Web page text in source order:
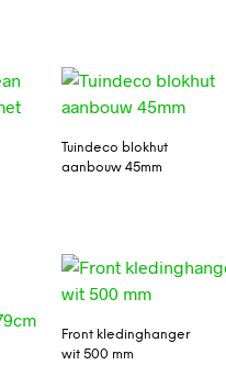
Tuindeco blokhut
aanbouw 45mm
Front kledinghanger
wit 500 mm